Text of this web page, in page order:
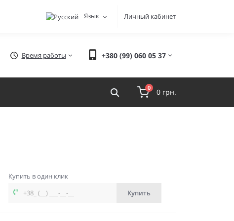
Язык Личный кабинет
Время работы +380 (99) 060 05 37
0 0 грн.
Купить в один клик
Купить